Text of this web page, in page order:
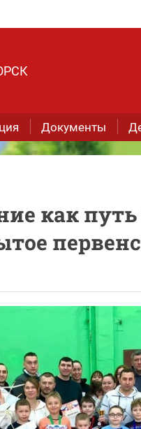
Документы
как